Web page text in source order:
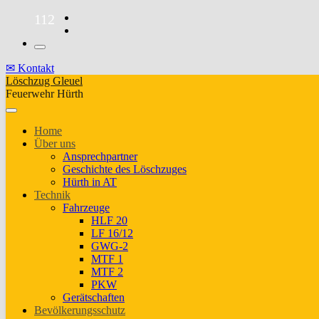
112
✉ Kontakt
Löschzug Gleuel
Feuerwehr Hürth
Home
Über uns
Ansprechpartner
Geschichte des Löschzuges
Hürth in AT
Technik
Fahrzeuge
HLF 20
LF 16/12
GWG-2
MTF 1
MTF 2
PKW
Gerätschaften
Bevölkerungsschutz